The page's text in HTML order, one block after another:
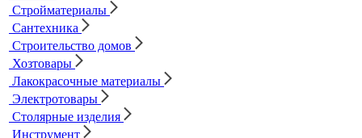
Стройматериалы
Сантехника
Строительство домов
Хозтовары
Лакокрасочные материалы
Электротовары
Столярные изделия
Инструмент